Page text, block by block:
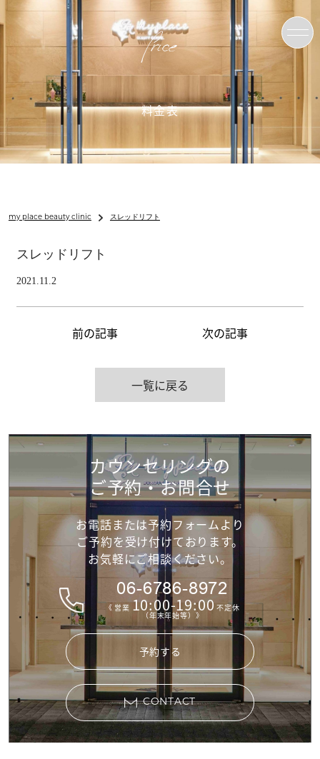
Price
料金表
my place beauty clinic スレッドリフト
スレッドリフト
2021.11.2
前の記事 次の記事
一覧に戻る
カウンセリングの
ご予約・お問合せ
お電話または予約フォームより
ご予約を受け付けております。
お気軽にご相談ください。
06-6786-8972
《 営業 10:00-19:00不定休
（年末年始等）》
予約する
CONTACT